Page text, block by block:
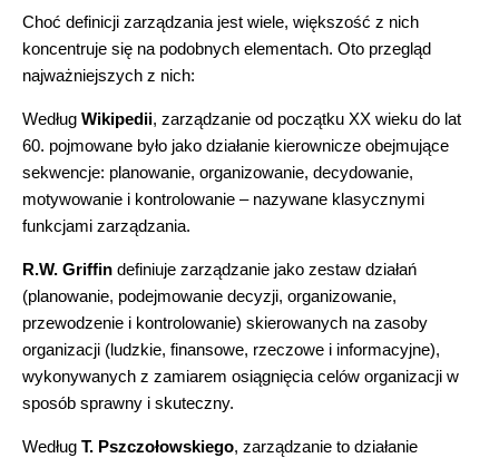
Choć definicji zarządzania jest wiele, większość z nich
koncentruje się na podobnych elementach. Oto przegląd
najważniejszych z nich:
Według Wikipedii, zarządzanie od początku XX wieku do lat
60. pojmowane było jako działanie kierownicze obejmujące
sekwencje: planowanie, organizowanie, decydowanie,
motywowanie i kontrolowanie – nazywane klasycznymi
funkcjami zarządzania.
R.W. Griffin definiuje zarządzanie jako zestaw działań
(planowanie, podejmowanie decyzji, organizowanie,
przewodzenie i kontrolowanie) skierowanych na zasoby
organizacji (ludzkie, finansowe, rzeczowe i informacyjne),
wykonywanych z zamiarem osiągnięcia celów organizacji w
sposób sprawny i skuteczny.
Według T. Pszczołowskiego, zarządzanie to działanie